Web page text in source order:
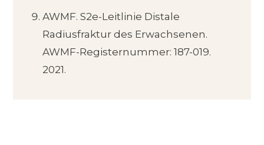
AWMF. S2e-Leitlinie Distale
Radiusfraktur des Erwachsenen.
AWMF-Registernummer: 187-019.
2021.